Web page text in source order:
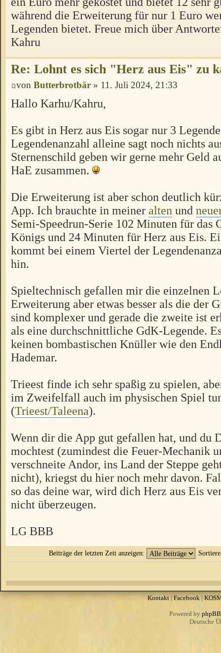
während die Erweiterung für nur 1 Euro
Legenden bietet. Freue mich über
Kahru
Re: Lohnt es sich "Herz aus Eis" zu
von Butterbrotbär » 11. Juli 2024, 21:33
Hallo Karhu/Kahru,
Es gibt in Herz aus Eis sogar nur 3
Legendenanzahl alleine sagt noch nichts
Sternenschild geben wir gerne mehr Geld
HaE zusammen.
Die Erweiterung ist aber schon deutlich
App. Ich brauchte in meiner alten und
Semi-Speedrun-Serie 102 Minuten für das
Königs und 24 Minuten für Herz aus Eis.
kommt bei einem Viertel der
hin.
Spieltechnisch gefallen mir die einzelnen
Erweiterung aber etwas besser als die der
sind komplexer und gerade die zweite ist
als eine durchschnittliche GdK-Legende.
keinen bombastischen Knüller wie den
Hademar.
Trieest finde ich sehr spaßig zu spielen,
im Zweifelfall auch im physischen Spiel
(Trieest/Taleena).
Wenn dir die App gut gefallen hat, und du
mochtest (zumindest die Feuer-Mechanik
verschneite Andor, ins Land der Steppe
nicht), kriegst du hier noch mehr davon.
so das deine war, wird dich Herz aus Eis
nicht überzeugen.
LG BBB
Beiträge der letzten Zeit anzeigen:
Kontakt|Facebook|
Powered by phpBB
Deutsche